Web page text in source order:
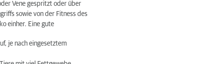
Vene gespritzt oder über
sowie von der Fitness des
einher. Eine gute
je nach eingesetztem